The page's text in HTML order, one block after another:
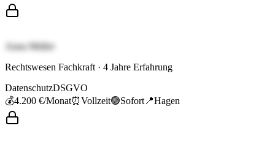
Anna Müller
Rechtswesen Fachkraft · 4 Jahre Erfahrung
DatenschutzDSGVO
💰4.200 €/Monat⏰Vollzeit🟢Sofort 📍Hagen